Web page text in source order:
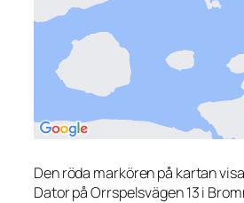
Den röda markören på kartan
Dator på Orrspelsvägen 13 i